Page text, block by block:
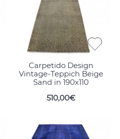
Carpetido Design
Vintage-Teppich Beige
Sand in 190x110
510,00€